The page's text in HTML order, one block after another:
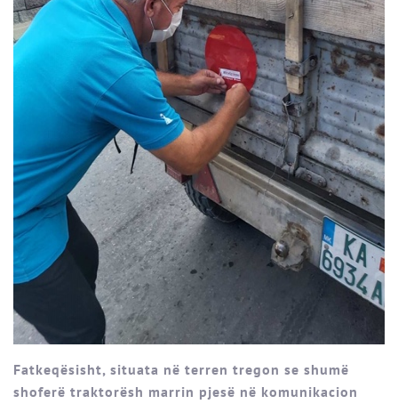
Fatkeqësisht, situata në terren tregon se shumë
shoferë traktorësh marrin pjesë në komunikacion